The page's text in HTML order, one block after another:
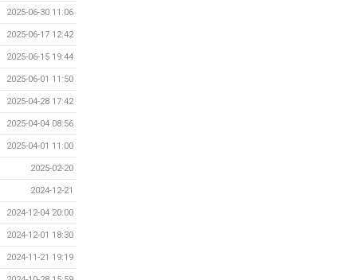
2025-06-30 11:06
2025-06-17 12:42
2025-06-15 19:44
2025-06-01 11:50
2025-04-28 17:42
2025-04-04 08:56
2025-04-01 11:00
2025-02-20
2024-12-21
2024-12-04 20:00
2024-12-01 18:30
2024-11-21 19:19